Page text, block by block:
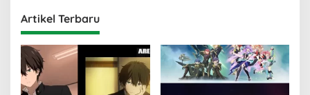
Artikel Terbaru